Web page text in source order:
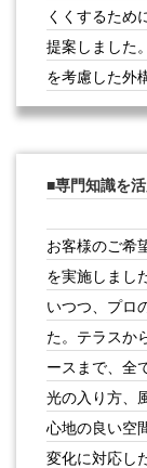
くくするため
提案しました
を考慮した外
専門知識を
お客様のご希
を実施しまし
いつつ、プロ
た。テラスか
ースまで、全
光の入り方、
心地の良い空
変化に対応し